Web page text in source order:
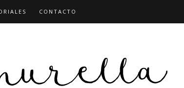
CONTACTO